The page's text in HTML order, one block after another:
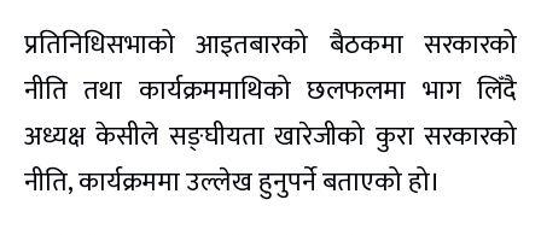
प्रतिनिधिसभाको आइतबारको बैठकमा सरकारको
नीति तथा कार्यक्रममाथिको छलफलमा भाग लिँदै
अध्यक्ष केसीले सङ्घीयता खारेजीको कुरा सरकारको
नीति, कार्यक्रममा उल्लेख हुनुपर्ने बताएको हो।